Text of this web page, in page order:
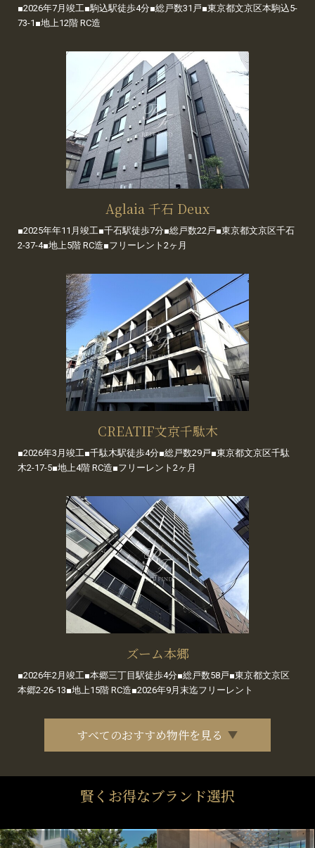
■2026年7月竣工■駒込駅徒歩4分■総戸数31戸■東京都文京区本駒込5-
73-1■地上12階 RC造
Aglaia 千石 Deux
■2025年年11月竣工■千石駅徒歩7分■総戸数22戸■東京都文京区千石
2-37-4■地上5階 RC造■フリーレント2ヶ月
CREATIF文京千駄木
■2026年3月竣工■千駄木駅徒歩4分■総戸数29戸■東京都文京区千駄
木2-17-5■地上4階 RC造■フリーレント2ヶ月
ズーム本郷
■2026年2月竣工■本郷三丁目駅徒歩4分■総戸数58戸■東京都文京区
本郷2-26-13■地上15階 RC造■2026年9月末迄フリーレント
すべてのおすすめ物件を見る
賢くお得なブランド選択